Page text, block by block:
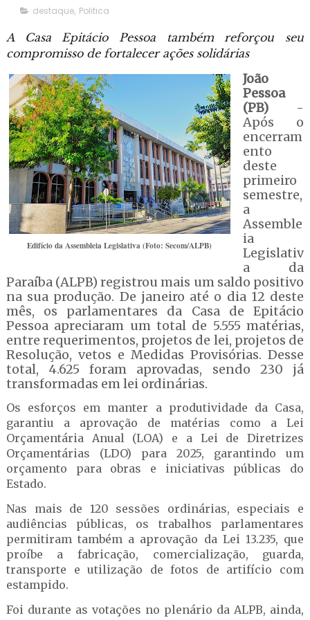
destaque, Politica
A Casa Epitácio Pessoa também reforçou seu
compromisso de fortalecer ações solidárias
Edifício da Assembleia Legislativa (Foto: Secom/ALPB)
João
Pessoa
(PB)-
Após o
encerram
ento
deste
primeiro
semestre,
a
Assemble
ia
Legislativ
a da
Paraíba (ALPB) registrou mais um saldo positivo
na sua produção. De janeiro até o dia 12 deste
mês, os parlamentares da Casa de Epitácio
Pessoa apreciaram um total de 5.555 matérias,
entre requerimentos, projetos de lei, projetos de
Resolução, vetos e Medidas Provisórias. Desse
total, 4.625 foram aprovadas, sendo 230 já
transformadas em lei ordinárias.
Os esforços em manter a produtividade da Casa,
garantiu a aprovação de matérias como a Lei
Orçamentária Anual (LOA) e a Lei de Diretrizes
Orçamentárias (LDO) para 2025, garantindo um
orçamento para obras e iniciativas públicas do
Estado.
Nas mais de 120 sessões ordinárias, especiais e
audiências públicas, os trabalhos parlamentares
permitiram também a aprovação da Lei 13.235, que
proíbe a fabricação, comercialização, guarda,
transporte e utilização de fotos de artifício com
estampido.
Foi durante as votações no plenário da ALPB, ainda,